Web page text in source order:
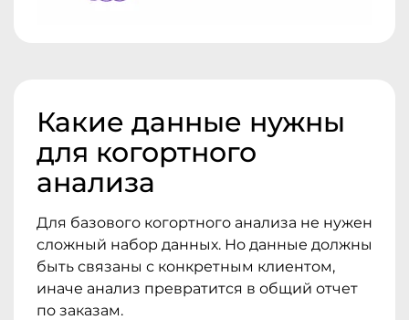
Какие данные нужны
для когортного
анализа
Для базового когортного анализа не нужен
сложный набор данных. Но данные должны
быть связаны с конкретным клиентом,
иначе анализ превратится в общий отчет
по заказам.